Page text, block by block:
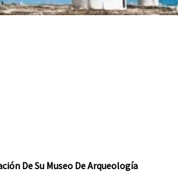
De Su Museo De Arqueología